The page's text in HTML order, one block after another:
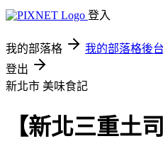
登入
我的部落格 我的部落格後台
登出
新北市 美味食記
【新北三重土